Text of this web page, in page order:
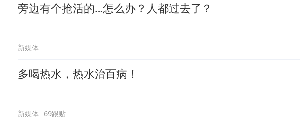
旁边有个抢活的…怎么办？人都过去了？
新媒体
多喝热水，热水治百病！
新媒体 69跟贴